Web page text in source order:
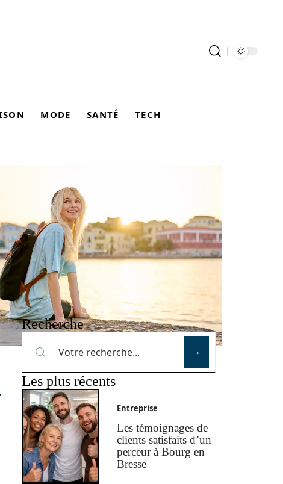
MODE SANTÉ TECH
Recherche
Les plus récents
Entreprise
Les témoignages de
clients satisfaits d’un
perceur à Bourg en
Bresse